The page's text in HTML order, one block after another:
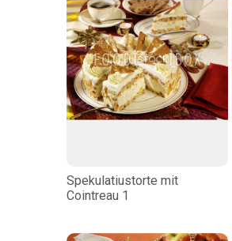
Spekulatiustorte mit
Cointreau 1